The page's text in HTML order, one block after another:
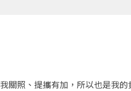
關照、提攜有加，所以也是我的